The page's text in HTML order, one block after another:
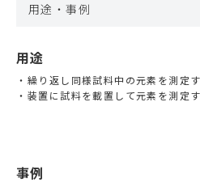
用途・事例
用途
繰り返し同様試料中の元素を測定
装置に試料を載置して元素を測定
事例